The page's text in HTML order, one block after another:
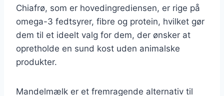
Chiafrø, som er hovedingrediensen, er rige på
omega-3 fedtsyrer, fibre og protein, hvilket gør
dem til et ideelt valg for dem, der ønsker at
opretholde en sund kost uden animalske
produkter.
Mandelmælk er et fremragende alternativ til